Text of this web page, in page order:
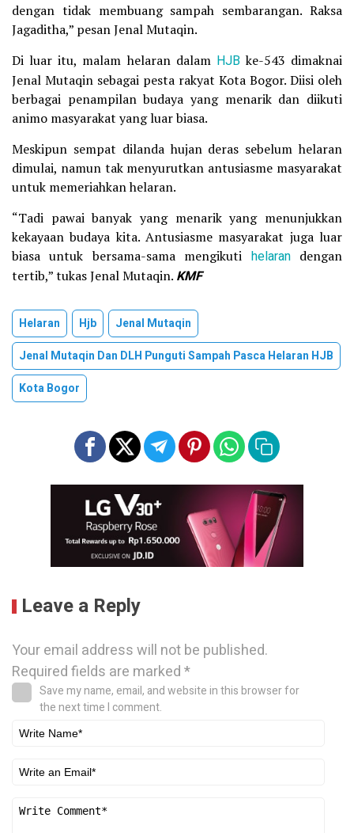
dengan tidak membuang sampah sembarangan. Raksa
Jagaditha,” pesan Jenal Mutaqin.
Di luar itu, malam helaran dalam HJBke-543 dimaknai
Jenal Mutaqin sebagai pesta rakyat Kota Bogor. Diisi oleh
berbagai penampilan budaya yang menarik dan diikuti
animo masyarakat yang luar biasa.
Meskipun sempat dilanda hujan deras sebelum helaran
dimulai, namun tak menyurutkan antusiasme masyarakat
untuk memeriahkan helaran.
“Tadi pawai banyak yang menarik yang menunjukkan
kekayaan budaya kita. Antusiasme masyarakat juga luar
biasa untuk bersama-sama mengikuti helarandengan
tertib,” tukas Jenal Mutaqin. KMF
Helaran Hjb
Jenal Mutaqin
Jenal Mutaqin Dan DLH Punguti Sampah Pasca Helaran HJB
Kota Bogor
Leave a Reply
Your email address will not be published.
Required fields are marked*
Save my name, email, and website in this browser for
the next time I comment.